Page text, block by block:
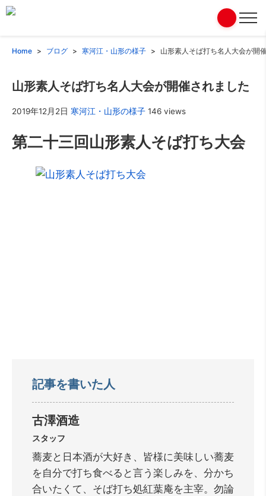
Home ブログ 寒河江・山形の様子 山形素人そば打ち名人大会が開
山形素人そば打ち名人大会が開催されました
2019年12月2日 寒河江・山形の様子 146 views
第二十三回山形素人そば打ち大会
記事を書いた人
古澤酒造
スタッフ
蕎麦と日本酒が大好き、皆様に美味しい蕎麦
を自分で打ち食べると言う楽しみを、分かち
合いたくて、そば打ち処紅葉庵を主宰。勿論